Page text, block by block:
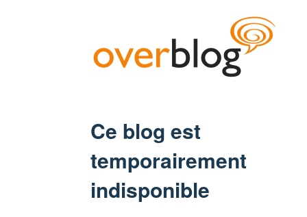
Ce blog est
temporairement
indisponible